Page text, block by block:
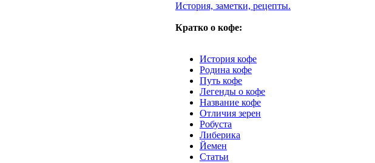
История, заметки, рецепты.
Кратко о кофе:
История кофе
Родина кофе
Путь кофе
Легенды о кофе
Название кофе
Отличия зерен
Робуста
Либерика
Йемен
Статьи